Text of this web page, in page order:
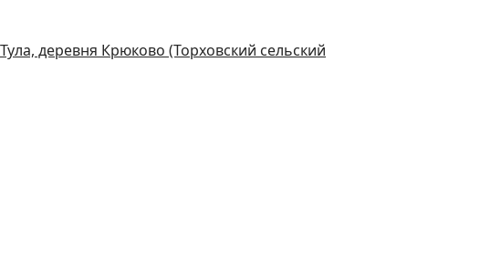
деревня Крюково (Торховский сельский